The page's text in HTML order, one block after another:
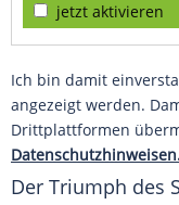
jetzt aktivieren
Ich bin damit
angezeigt werden.
Drittplattformen
Der Triumph des